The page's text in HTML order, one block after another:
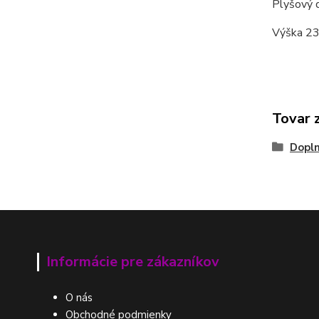
Plyšový
Výška
Tovar
Informácie pre zákazníkov
O nás
Obchodné podmienky